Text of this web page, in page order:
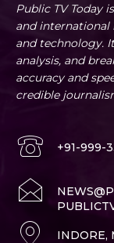
Public TV Today
and international
and technology.
analysis, and
accuracy and
credible
+91-999-
INDORE,